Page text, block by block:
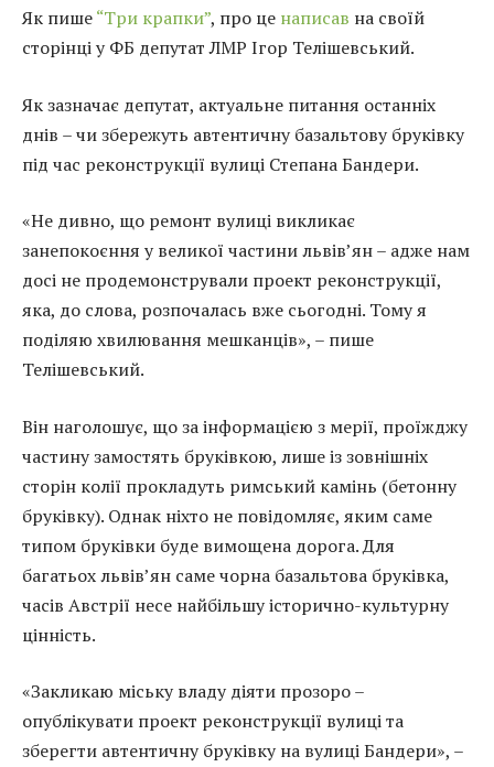
Як пише“Три крапки”, про це написав на своїй
сторінці у ФБ депутат ЛМР Ігор Телішевський.
Як зазначає депутат, актуальне питання останніх
днів – чи збережуть автентичну базальтову бруківку
під час реконструкції вулиці Степана Бандери.
«Не дивно, що ремонт вулиці викликає
занепокоєння у великої частини львів’ян – адже нам
досі не продемонстрували проект реконструкції,
яка, до слова, розпочалась вже сьогодні. Тому я
поділяю хвилювання мешканців», – пише
Телішевський.
Він наголошує, що за інформацією з мерії, проїжджу
частину замостять бруківкою, лише із зовнішніх
сторін колії прокладуть римський камінь (бетонну
бруківку). Однак ніхто не повідомляє, яким саме
типом бруківки буде вимощена дорога. Для
багатьох львів’ян саме чорна базальтова бруківка,
часів Австрії несе найбільшу історично-культурну
цінність.
«Закликаю міську владу діяти прозоро –
опублікувати проект реконструкції вулиці та
зберегти автентичну бруківку на вулиці Бандери», –